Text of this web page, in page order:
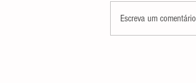
Escreva um comentário